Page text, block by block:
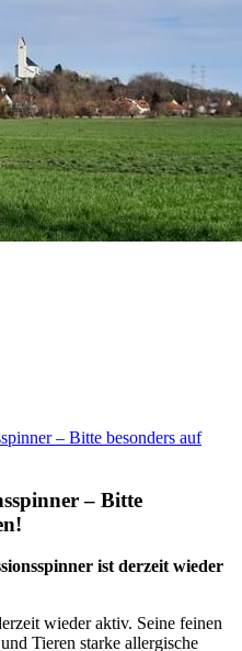
– Bitte besonders auf
– Bitte
ist derzeit wieder
wieder aktiv. Seine feinen
Tieren starke allergische